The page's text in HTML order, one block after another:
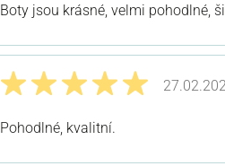
Boty jsou krásné, velmi pohodlné,
Pohodlné, kvalitní.